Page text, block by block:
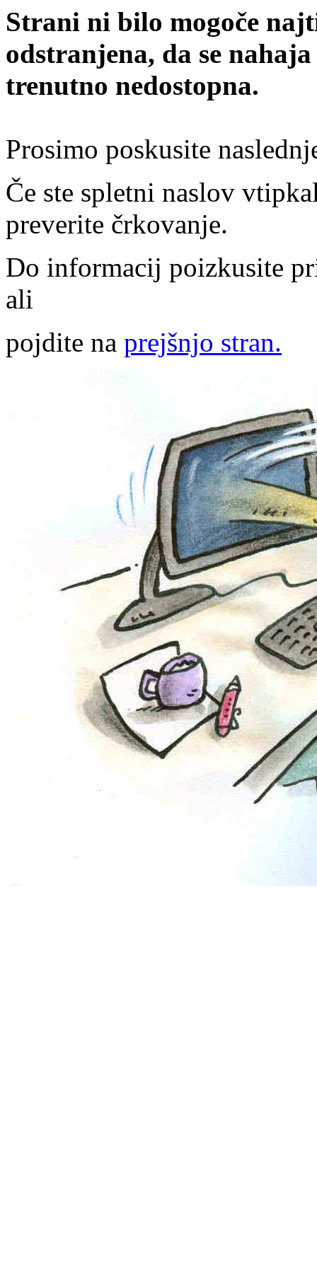
Strani ni bilo mogoče
odstranjena, da se
trenutno nedostopna.
Prosimo poskusite
Če ste spletni naslov
preverite črkovanje.
Do informacij poizkusite
ali
pojdite na prejšnjo stran.